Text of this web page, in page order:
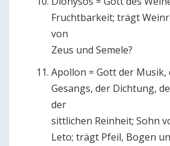
Fruchtbarkeit; trägt
von
Zeus und Semele?
Apollon = Gott der Musik,
Gesangs, der Dichtung,
der
sittlichen Reinheit; Sohn
Leto; trägt Pfeil, Bogen